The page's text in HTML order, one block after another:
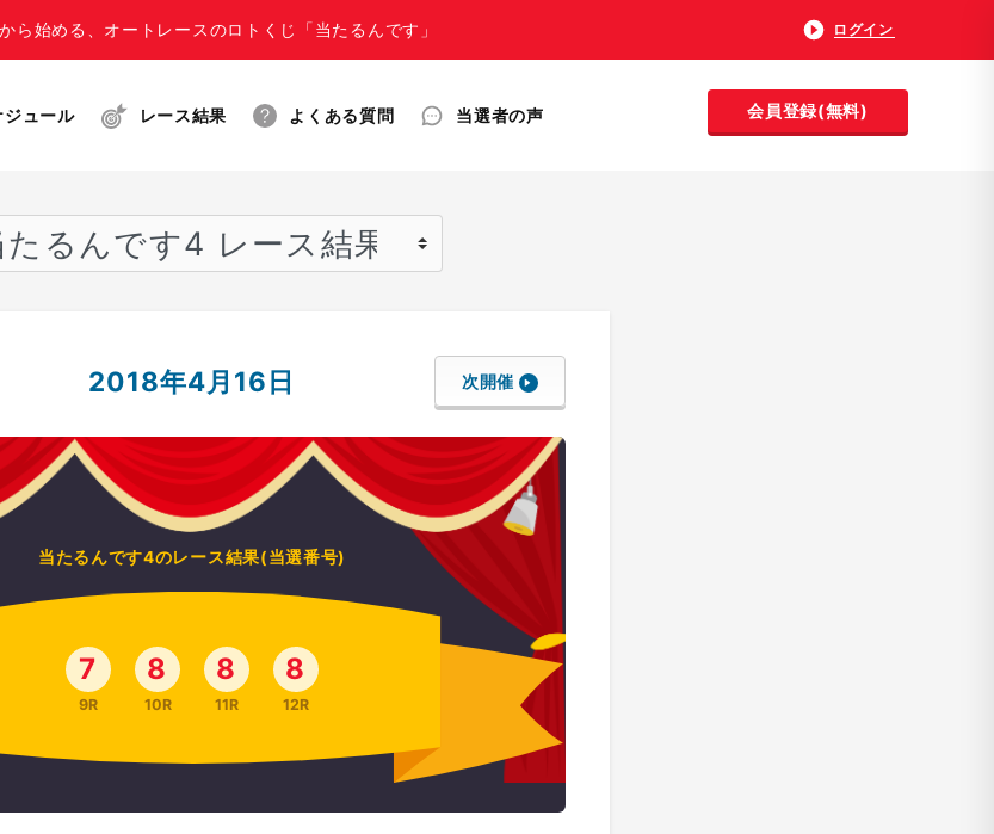
ら始める、オートレースのロトくじ「当たるんです」 ログイン
ジュール レース結果 よくある質問 当選者の声 会員登録(無料)
2018年4月16日 次開催
当たるんです4のレース結果(当選番号)
7
9R
8
10R
8
11R
8
12R